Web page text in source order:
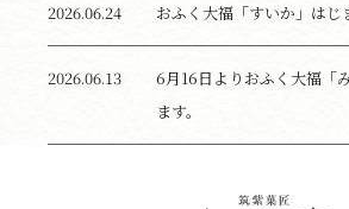
2026.06.24 おふく大福「すいか」はじ
2026.06.13
6月16日よりおふく大福「
ます。